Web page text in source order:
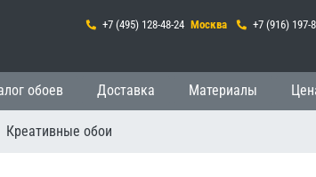
+7 (495) 128-48-24 Москва +7 (916) 197-
обоев Доставка Материалы
Креативные обои